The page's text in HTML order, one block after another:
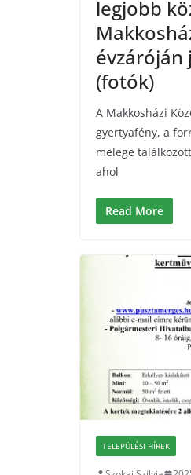
legjobb
évzáróján
(fotók)
A Makkosházi
gyertyafény, a
melege
ahol
Read More
TELEPÜLÉSI HÍREK